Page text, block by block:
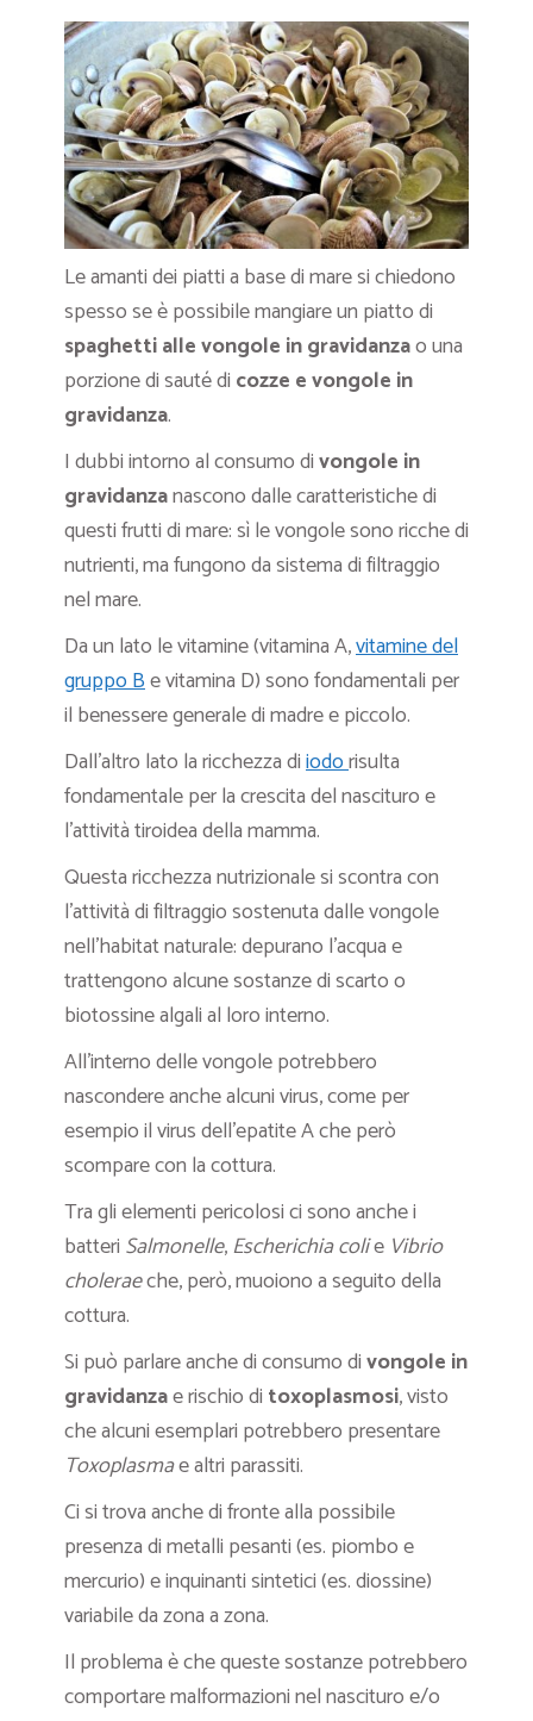
Le amanti dei piatti a base di mare si chiedono
spesso se è possibile mangiare un piatto di
spaghetti alle vongole in gravidanzao una
porzione di sauté di cozze e vongole in
gravidanza.
I dubbi intorno al consumo divongole in
gravidanzanascono dalle caratteristiche di
questi frutti di mare: sì le vongole sono ricche di
nutrienti, ma fungono da sistema di filtraggio
nel mare.
Da un lato le vitamine (vitamina A,vitamine del
gruppo Be vitamina D) sono fondamentali per
il benessere generale di madre e piccolo.
Dall’altro lato la ricchezza diiodorisulta
fondamentale per la crescita del nascituro e
l’attività tiroidea della mamma.
Questa ricchezza nutrizionale si scontra con
l’attività di filtraggio sostenuta dalle vongole
nell’habitat naturale: depurano l’acqua e
trattengono alcune sostanze di scarto o
biotossine algali al loro interno.
All’interno delle vongole potrebbero
nascondere anche alcuni virus, come per
esempio il virus dell’epatite A che però
scompare con la cottura.
Tra gli elementi pericolosi ci sono anche i
batteri Salmonelle,Escherichia colie Vibrio
choleraeche, però, muoiono a seguito della
cottura.
Si può parlare anche di consumo divongole in
gravidanzae rischio di toxoplasmosi, visto
che alcuni esemplari potrebbero presentare
Toxoplasmae altri parassiti.
Ci si trova anche di fronte alla possibile
presenza di metalli pesanti (es. piombo e
mercurio) e inquinanti sintetici (es. diossine)
variabile da zona a zona.
Il problema è che queste sostanze potrebbero
comportare malformazioni nel nascituro e/o